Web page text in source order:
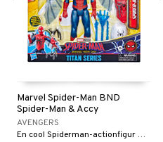
Marvel Spider-Man BND
Spider-Man & Accy
AVENGERS
En cool Spiderman-actionfigur med masser af tilbehør.